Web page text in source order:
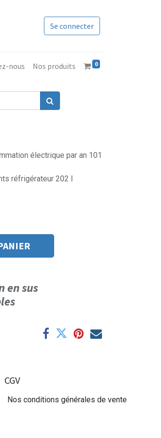
Se connecter
nous Nos produits 0
électrique par an 101
réfrigérateur 202 l
en sus
CGV
Nos conditions générales de vente